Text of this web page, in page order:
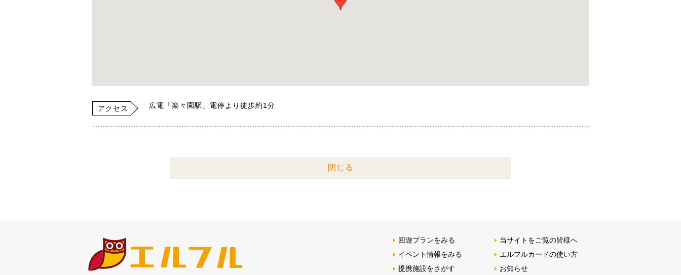
アクセス 広電「楽々園駅」電停より徒歩約1分
閉じる
回遊プランをみる
イベント情報をみる
提携施設をさがす
当サイトをご覧の皆様へ
エルフルカードの使い方
お知らせ